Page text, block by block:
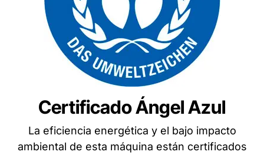
Certificado Ángel Azul
La eficiencia energética y el bajo impacto
ambiental de esta máquina están certificados